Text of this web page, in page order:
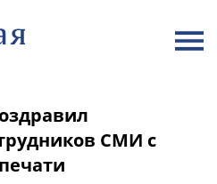
СМИ с